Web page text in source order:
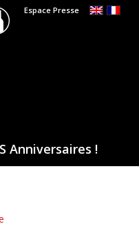
Espace Presse
Anniversaires !